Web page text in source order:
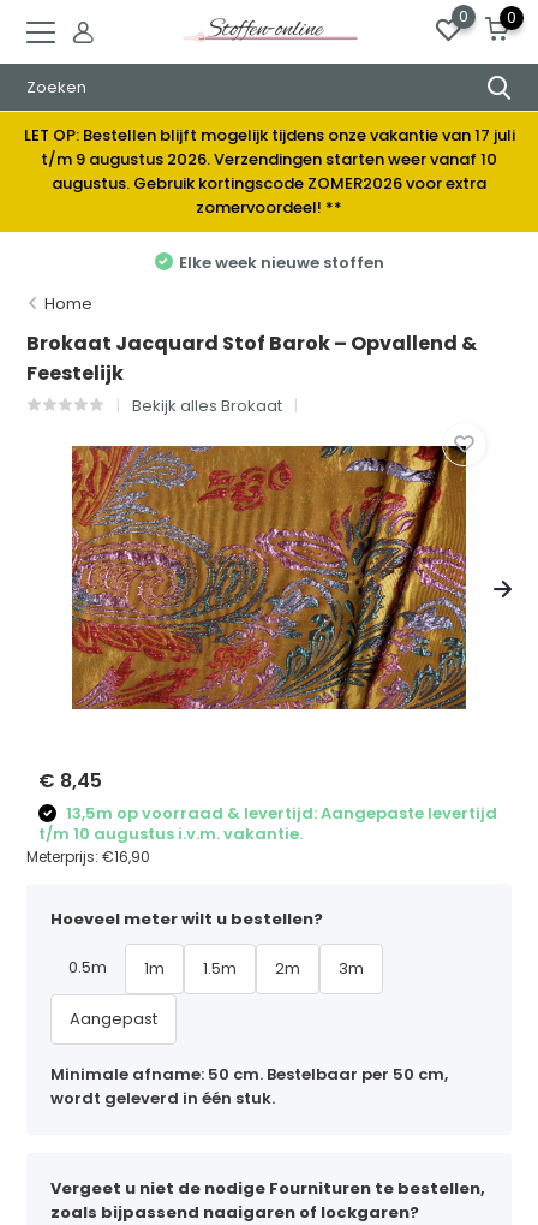
0 0
LET OP: Bestellen blijft mogelijk tijdens onze vakantie van 17 juli
t/m 9 augustus 2026. Verzendingen starten weer vanaf 10
augustus. Gebruik kortingscode ZOMER2026 voor extra
zomervoordeel! **
Elke week nieuwe stoffen
Home
Brokaat Jacquard Stof Barok – Opvallend &
Feestelijk
Bekijk alles Brokaat
€ 8,45
13,5m op voorraad & levertijd: Aangepaste levertijd
t/m 10 augustus i.v.m. vakantie.
Meterprijs:€16,90
Hoeveel meter wilt u bestellen?
0.5m 1m 1.5m 2m 3m
Aangepast
Minimale afname: 50 cm. Bestelbaar per 50 cm,
wordt geleverd in één stuk.
Vergeet u niet de nodige Fournituren te bestellen,
zoals bijpassend naaigaren of lockgaren?